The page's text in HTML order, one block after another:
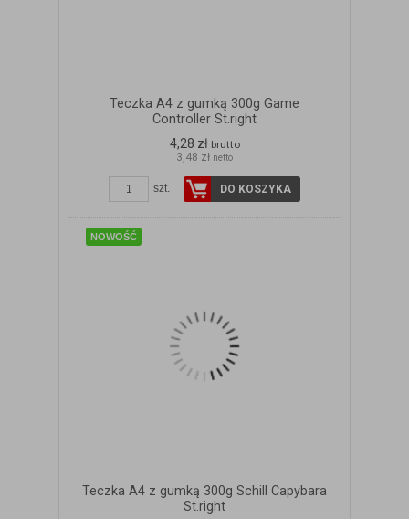
Teczka A4 z gumką 300g Game
Controller St.right
4,28 zł brutto
3,48 zł netto
szt. DO KOSZYKA
ZOBACZ SZCZEGÓŁY
NOWOŚĆ
Teczka A4 z gumką 300g Schill Capybara
St.right